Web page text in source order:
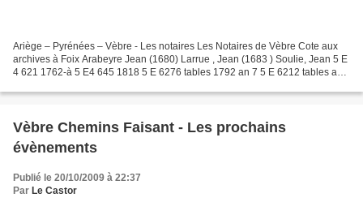
Ariège – Pyrénées – Vèbre - Les notaires Les Notaires de Vèbre Cote aux
archives à Foix Arabeyre Jean (1680) Larrue , Jean (1683 ) Soulie, Jean 5 E
4 621 1762-à 5 E4 645 1818 5 E 6276 tables 1792 an 7 5 E 6212 tables an
Vèbre Chemins Faisant - Les prochains
évènements
Publié le 20/10/2009 à 22:37
Par Le Castor